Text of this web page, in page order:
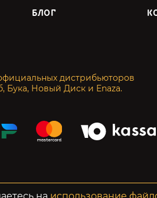
БЛОГ
дистрибьюторов
Бука, Новый Диск и Enaza.
Возвраты